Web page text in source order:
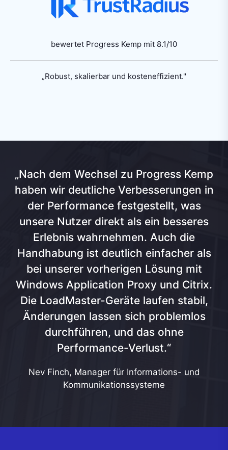
bewertet Progress Kemp mit 8.1/10
„Robust, skalierbar und kosteneffizient."
„Nach dem Wechsel zu Progress Kemp
haben wir deutliche Verbesserungen in
der Performance festgestellt, was
unsere Nutzer direkt als ein besseres
Erlebnis wahrnehmen. Auch die
Handhabung ist deutlich einfacher als
bei unserer vorherigen Lösung mit
Windows Application Proxy und Citrix.
Die LoadMaster-Geräte laufen stabil,
Änderungen lassen sich problemlos
durchführen, und das ohne
Performance-Verlust.“
Nev Finch, Manager für Informations- und
Kommunikationssysteme